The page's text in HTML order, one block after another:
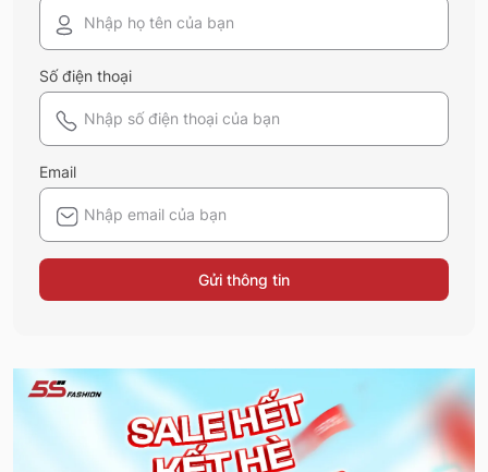
Số điện thoại
Email
Gửi thông tin